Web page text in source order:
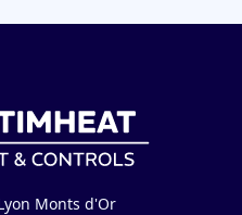
Monts d'Or